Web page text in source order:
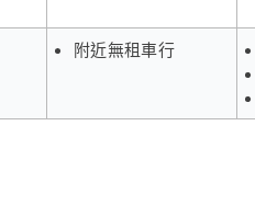
附近無租車行